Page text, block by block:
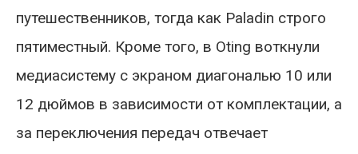
путешественников, тогда как Paladin строго
пятиместный. Кроме того, в Oting воткнули
медиасистему с экраном диагональю 10 или
12 дюймов в зависимости от комплектации, а
за переключения передач отвечает